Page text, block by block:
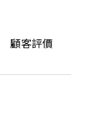
顧客評價